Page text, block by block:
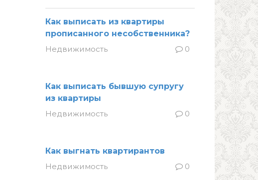
Как выписать из квартиры
прописанного несобственника?
Недвижимость
0
Как выписать бывшую супругу
из квартиры
Недвижимость
0
Как выгнать квартирантов
Недвижимость
0